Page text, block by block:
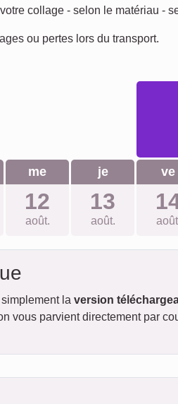
collage - selon le matériau -
ou pertes lors du transport.
me
12
août.
je
13
août.
ve
la version
vous parvient directement par